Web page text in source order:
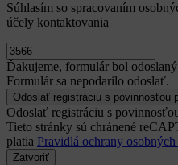
Súhlasím so spracovaním
účely kontaktovania
Ďakujeme, formulár bol
Formulár sa nepodarilo odoslať.
Odoslať registráciu s
Tieto stránky sú chránené
platia Pravidlá ochrany
Zatvoriť